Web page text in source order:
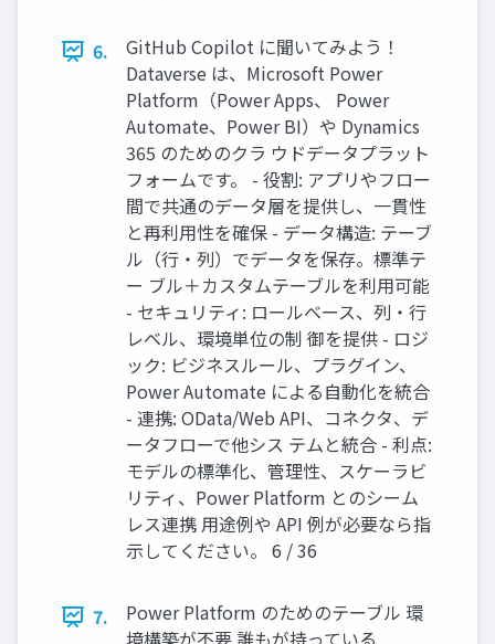
6.
GitHub Copilot に聞いてみよう！
Dataverse は、Microsoft Power
Platform（Power Apps、 Power
Automate、Power BI）や Dynamics
365 のためのクラ ウドデータプラット
フォームです。 - 役割: アプリやフロー
間で共通のデータ層を提供し、一貫性
と再利用性を確保 - データ構造: テーブ
ル（行・列）でデータを保存。標準テ
ー ブル＋カスタムテーブルを利用可能
- セキュリティ: ロールベース、列・行
レベル、環境単位の制 御を提供 - ロジ
ック: ビジネスルール、プラグイン、
Power Automate による自動化を統合
- 連携: OData/Web API、コネクタ、デ
ータフローで他シス テムと統合 - 利点:
モデルの標準化、管理性、スケーラビ
リティ、Power Platform とのシーム
レス連携 用途例や API 例が必要なら指
示してください。 6 / 36
7.
Power Platform のためのテーブル 環